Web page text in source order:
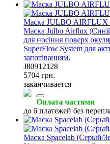
Маска JULBO AIRFLUX
Маска Julbo Airflux
для носіння поверх
SuperFlow System для
запотіванням.
J80912128
5704 грн.
заканчивается
Оплата частями
до 6 платежей без
Маска Spacelab (Серый/